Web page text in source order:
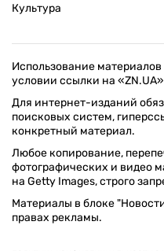
Культура
Использование
условии ссылки на
Для интернет-изданий
поисковых систем,
конкретный материал.
Любое копирование,
фотографических и видео
на Getty Images, строго
Материалы в блоке
правах рекламы.